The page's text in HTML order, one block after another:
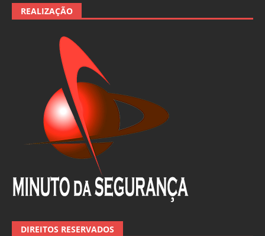
REALIZAÇÃO
DIREITOS RESERVADOS